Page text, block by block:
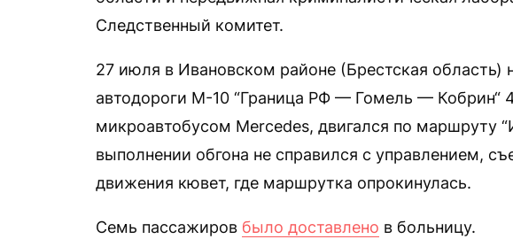
Следственный комитет.
27 июля в Ивановском районе (Брестская
автодороги М-10 “Граница РФ — Гомель — Кобрин“
микроавтобусом Mercedes, двигался по маршруту
выполнении обгона не справился с управлением,
движения кювет, где маршрутка опрокинулась.
Семь пассажиров было доставлено в больницу.